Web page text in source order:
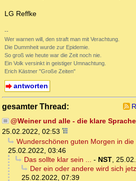
LG Reffke
--
Wer warnen will, den straft man mit Verachtung.
Die Dummheit wurde zur Epidemie.
So groß wie heute war die Zeit noch nie.
Ein Volk versinkt in geistiger Umnachtung.
Erich Kästner "Große Zeiten"
antworten
gesamter Thread:
@Weiner und alle - die klare
25.02.2022, 02:53
Wunderschönen guten Morgen in die
25.02.2022, 03:46
Das sollte klar sein ... - NST,
Der ein oder andere wird sich
25.02.2022, 07:39